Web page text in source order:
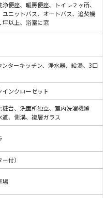
便座、暖房便座、トイレ２ヶ所、
ニットバス、オートバス、追焚機
坪以上、浴室に窓
ターキッチン、浄水器、給湯、3口
ンクローゼット
台、洗面所独立、室内洗濯機置
、側溝、複層ガラス
付）
場